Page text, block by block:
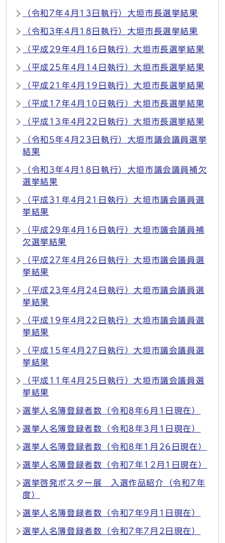
（令和7年4月13日執行）大垣市長選挙結果
（令和3年4月18日執行）大垣市長選挙結果
（平成29年4月16日執行）大垣市長選挙結果
（平成25年4月14日執行）大垣市長選挙結果
（平成21年4月19日執行）大垣市長選挙結果
（平成17年4月10日執行）大垣市長選挙結果
（平成13年4月22日執行）大垣市長選挙結果
（令和5年4月23日執行）大垣市議会議員選挙
結果
（令和3年4月18日執行）大垣市議会議員補欠
選挙結果
（平成31年4月21日執行）大垣市議会議員選
挙結果
（平成29年4月16日執行）大垣市議会議員補
欠選挙結果
（平成27年4月26日執行）大垣市議会議員選
挙結果
（平成23年4月24日執行）大垣市議会議員選
挙結果
（平成19年4月22日執行）大垣市議会議員選
挙結果
（平成15年4月27日執行）大垣市議会議員選
挙結果
（平成11年4月25日執行）大垣市議会議員選
挙結果
選挙人名簿登録者数（令和8年6月1日現在）
選挙人名簿登録者数（令和8年3月1日現在）
選挙人名簿登録者数（令和8年1月26日現在）
選挙人名簿登録者数（令和7年12月1日現在）
選挙啓発ポスター展 入選作品紹介（令和7年
度）
選挙人名簿登録者数（令和7年9月1日現在）
選挙人名簿登録者数（令和7年7月2日現在）